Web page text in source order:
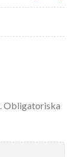
Obligatoriska